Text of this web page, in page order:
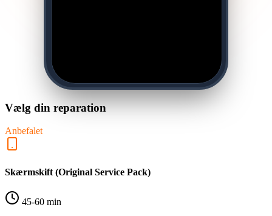
Vælg din reparation
Anbefalet
Skærmskift (Original Service Pack)
45-60 min